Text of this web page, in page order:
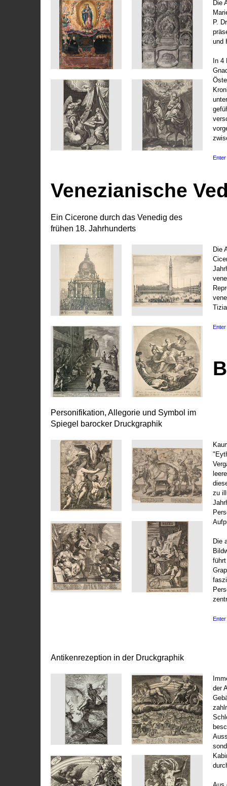
Die
P.
und
In 4
Enter
Venezianische
Ein Cicerone durch das Venedig des
frühen 18. Jahrhunderts
Die
Enter
Personifikation, Allegorie und Symbol im
Spiegel barocker Druckgraphik
zu
Die
Enter
Antikenrezeption in der Druckgraphik
der